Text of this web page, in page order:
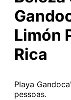
Limón
Rica
Playa
pessoas.